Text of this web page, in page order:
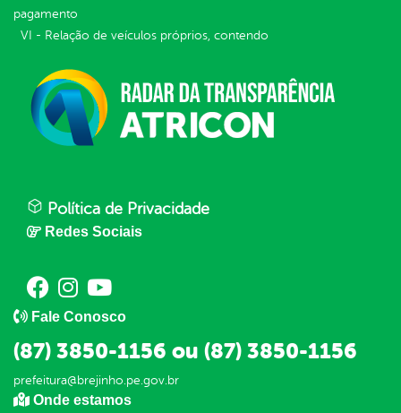
pagamento
VI - Relação de veículos próprios, contendo
Política de Privacidade
Redes Sociais
Fale Conosco
(87) 3850-1156 ou (87) 3850-1156
prefeitura@brejinho.pe.gov.br
Onde estamos